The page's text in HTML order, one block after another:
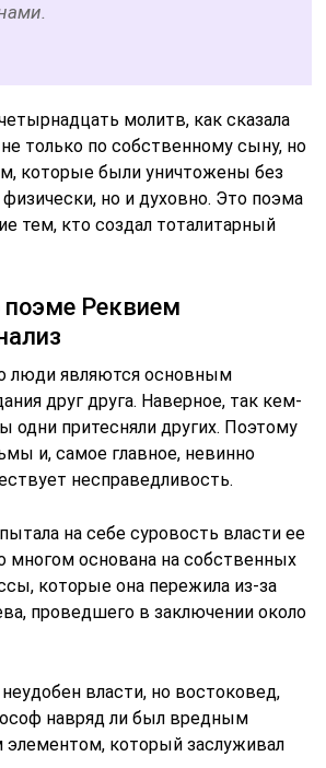
молитв, как сказала
только по собственному сыну, но
которые были уничтожены без
но и духовно. Это поэма
тем, кто создал тоталитарный
поэме Реквием
люди являются основным
друг друга. Наверное, так кем-
одни притесняли других. Поэтому
и, самое главное, невинно
несправедливость.
на себе суровость власти ее
многом основана на собственных
которые она пережила из-за
проведшего в заключении около
власти, но востоковед,
навряд ли был вредным
элементом, который заслуживал